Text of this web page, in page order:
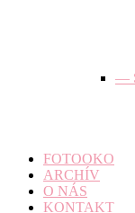
—
FOTOOKO
ARCHÍV
O NÁS
KONTAKT